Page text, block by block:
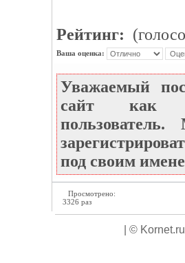
Рейтинг:
Ваша оценка:
Уважаемый
сайт как
под своим
Просмотрено:
3326 раз
| ©